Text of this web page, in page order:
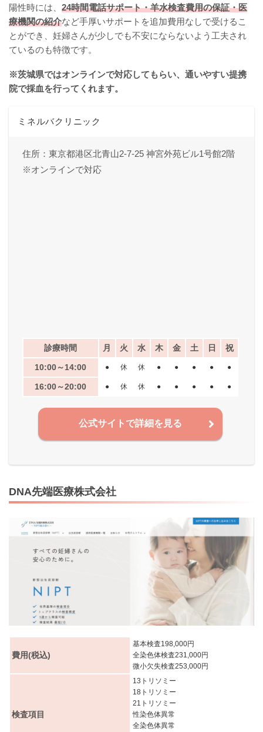
陽性時には、 24時間電話サポート・羊水検査費用の保証・医
療機関の紹介など手厚いサポートを追加費用なしで受けるこ
とができ、妊婦さんが少しでも不安にならないよう工夫され
ているのも特徴です。
※茨城県ではオンラインで対応してもらい、通いやすい提携
院で採血を行ってくれます。
ミネルバクリニック
住所：東京都港区北青山2-7-25 神宮外苑ビル1号館2階
※オンラインで対応
診療時間 月 火 水 木 金 土 日 祝
10:00～14:00 ● 休 休 ● ● ● ● ●
16:00～20:00 ● 休 休 ● ● ● ● ●
公式サイトで詳細を見る
DNA先端医療株式会社
費用(税込)
基本検査198,000円
全染色体検査231,000円
微小欠失検査253,000円
検査項目
13トリソミー
18トリソミー
21トリソミー
性染色体異常
全染色体異常